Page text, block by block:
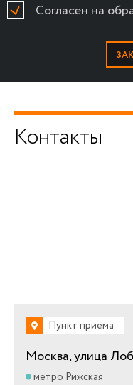
Согласен на
Контакты
Пункт приема
Москва, улица
метро Рижская